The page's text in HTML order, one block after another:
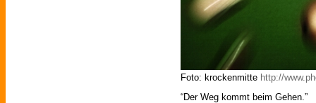
Foto: krockenmitte http://
“Der Weg kommt beim Gehen.”